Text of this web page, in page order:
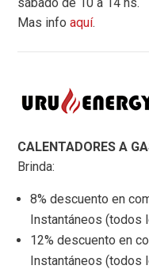
Mas infoaquí.
CALENTADORES A
Brinda:
8% descuento en
Instantáneos (todos
12% descuento en
Instantáneos (todos